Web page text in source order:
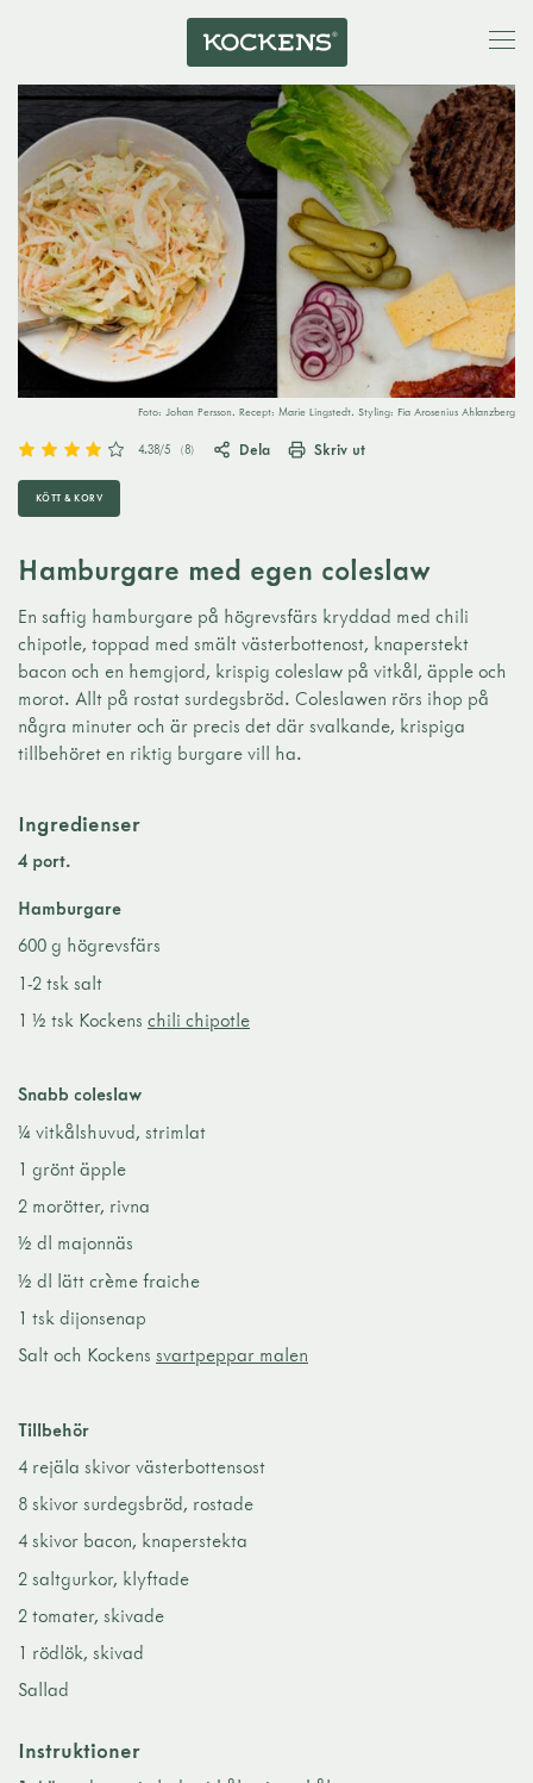
Foto: Johan Persson. Recept: Marie Lingstedt. Styling: Fia Arosenius Ahlanzberg
4.38/5 (8) Dela Skriv ut
KÖTT & KORV
Hamburgare med egen coleslaw
En saftig hamburgare på högrevsfärs kryddad med chili
chipotle, toppad med smält västerbottenost, knaperstekt
bacon och en hemgjord, krispig coleslaw på vitkål, äpple och
morot. Allt på rostat surdegsbröd. Coleslawen rörs ihop på
några minuter och är precis det där svalkande, krispiga
tillbehöret en riktig burgare vill ha.
Ingredienser
4 port.
Hamburgare
600 g högrevsfärs
1-2 tsk salt
1 ½ tsk Kockens chili chipotle
Snabb coleslaw
¼ vitkålshuvud, strimlat
1 grönt äpple
2 morötter, rivna
½ dl majonnäs
½ dl lätt crème fraiche
1 tsk dijonsenap
Salt och Kockens svartpeppar malen
Tillbehör
4 rejäla skivor västerbottensost
8 skivor surdegsbröd, rostade
4 skivor bacon, knaperstekta
2 saltgurkor, klyftade
2 tomater, skivade
1 rödlök, skivad
Sallad
Instruktioner